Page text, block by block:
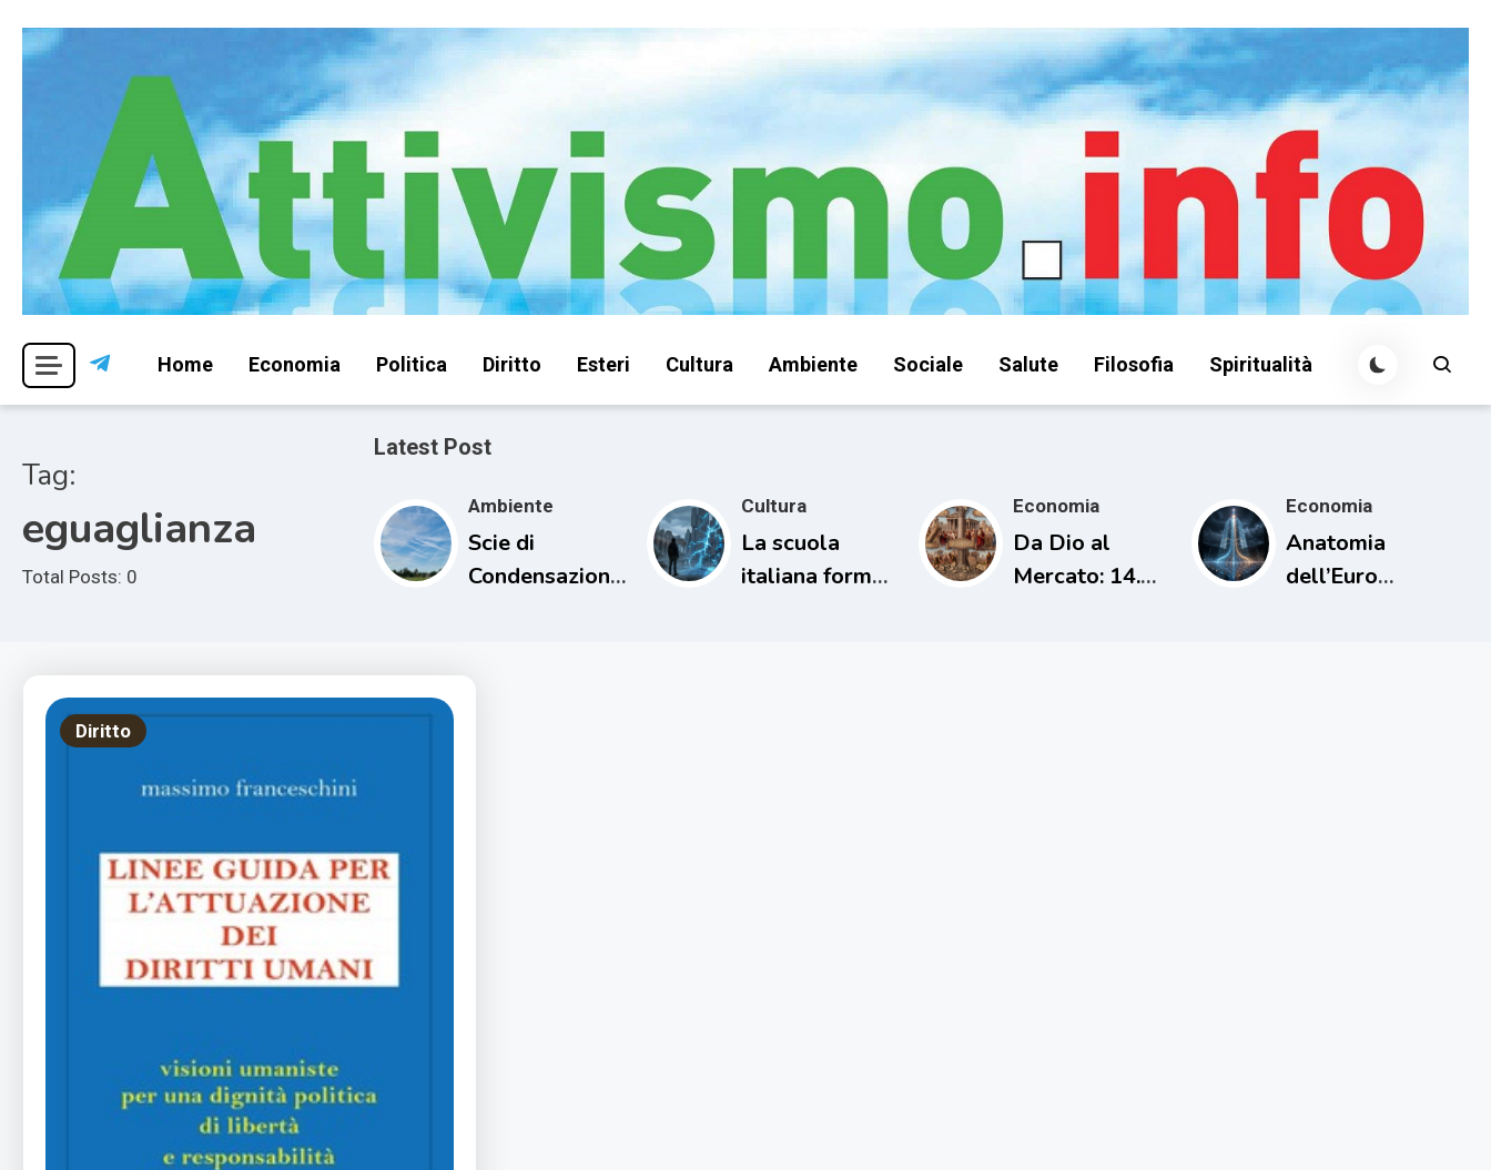
Attivismo.info
Home Economia Politica Diritto Esteri Cultura Ambiente Sociale Salute Filosofia Spiritualità
Tag:
eguaglianza
Total Posts: 0
Latest Post
Ambiente
Scie di
Condensazione
Cultura
La scuola
italiana forma
Economia
Da Dio al
Mercato: 14.
Economia
Anatomia
dell’Euro
Diritto